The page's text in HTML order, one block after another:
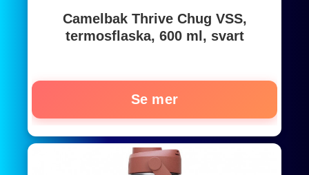
Camelbak Thrive Chug VSS,
termosflaska, 600 ml, svart
Se mer